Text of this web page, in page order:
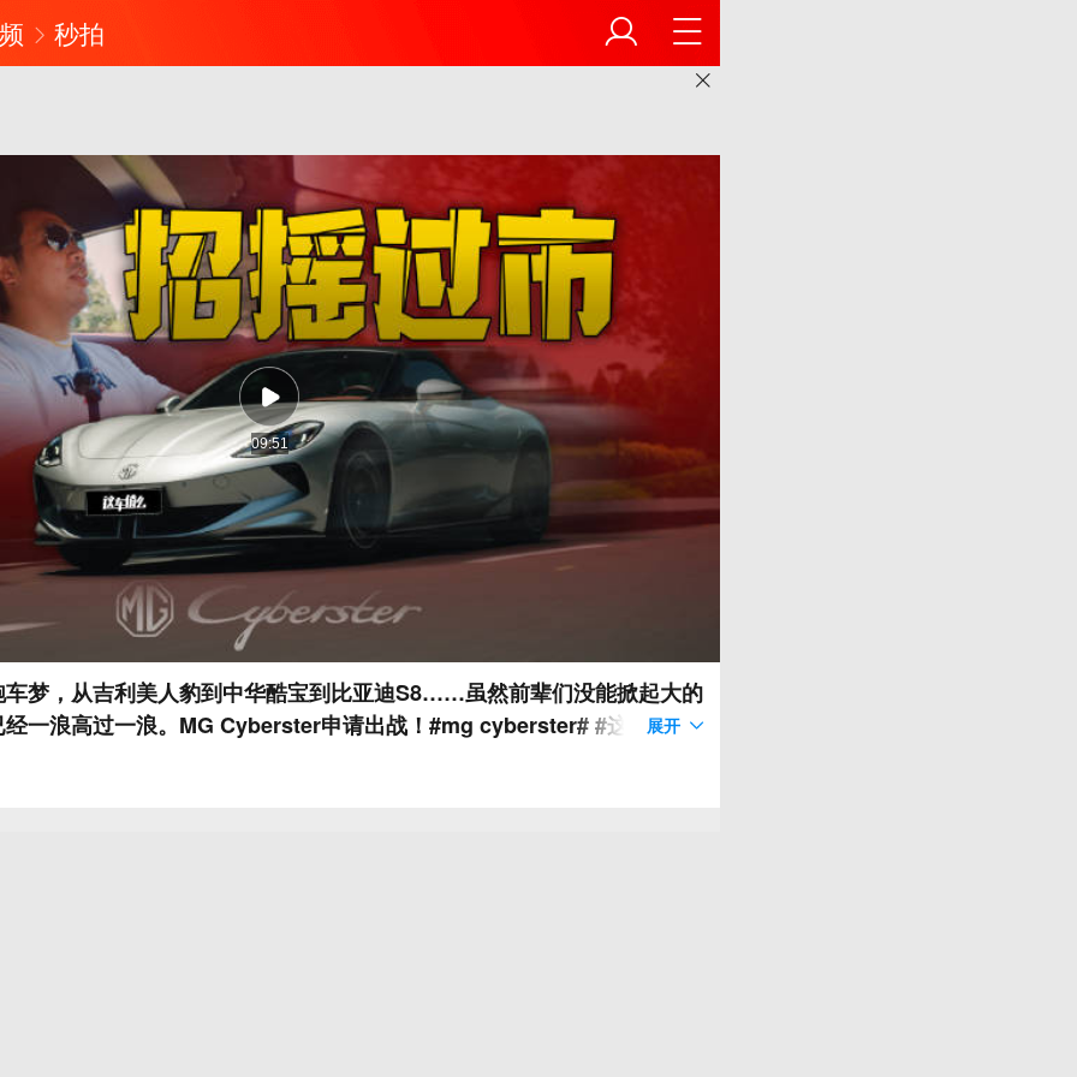
秒拍
09:51
车梦，从吉利美人豹到中华酷宝到比亚迪S8……虽然前辈们没能掀起大的
经一浪高过一浪。MG Cyberster申请出战！#mg cyberster# #这车值么
展开